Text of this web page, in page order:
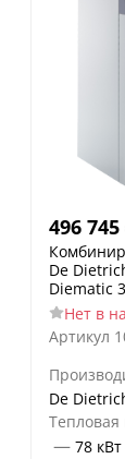
496 745
De
Diematic 3
Нет в
Артикул
De
— 78 кВт